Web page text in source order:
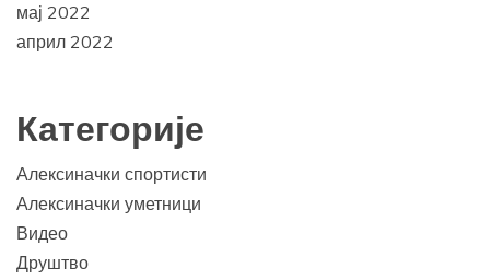
мај 2022
април 2022
Категорије
Алексиначки спортисти
Алексиначки уметници
Видео
Друштво